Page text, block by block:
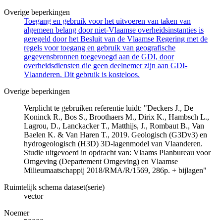
Overige beperkingen
Toegang en gebruik voor het uitvoeren van taken van
algemeen belang door niet-Vlaamse overheidsinstanties is
geregeld door het Besluit van de Vlaamse Regering met de
regels voor toegang en gebruik van geografische
gegevensbronnen toegevoegd aan de GDI, door
overheidsdiensten die geen deelnemer zijn aan GDI-
Vlaanderen. Dit gebruik is kosteloos.
Overige beperkingen
Verplicht te gebruiken referentie luidt: "Deckers J., De
Koninck R., Bos S., Broothaers M., Dirix K., Hambsch L.,
Lagrou, D., Lanckacker T., Matthijs, J., Rombaut B., Van
Baelen K. & Van Haren T., 2019. Geologisch (G3Dv3) en
hydrogeologisch (H3D) 3D-lagenmodel van Vlaanderen.
Studie uitgevoerd in opdracht van: Vlaams Planbureau voor
Omgeving (Departement Omgeving) en Vlaamse
Milieumaatschappij 2018/RMA/R/1569, 286p. + bijlagen"
Ruimtelijk schema dataset(serie)
vector
Noemer